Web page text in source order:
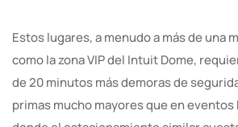
Estos lugares, a menudo a más de una
como la zona VIP del Intuit Dome,
de 20 minutos más demoras de
primas mucho mayores que en eventos